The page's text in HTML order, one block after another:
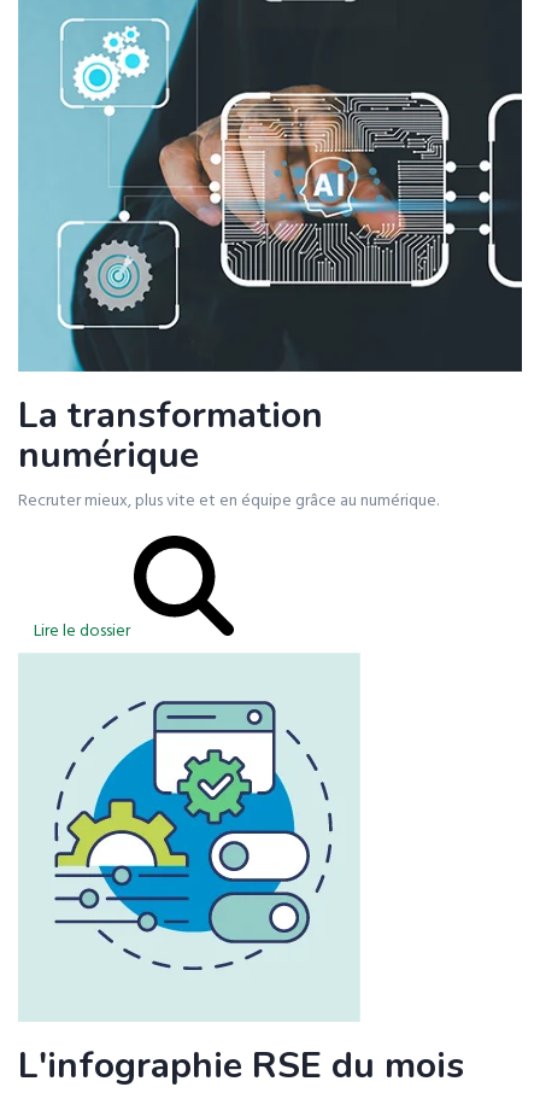
La transformation
numérique
Recruter mieux, plus vite et en équipe grâce au numérique.
Lire le dossier
L'infographie RSE du mois